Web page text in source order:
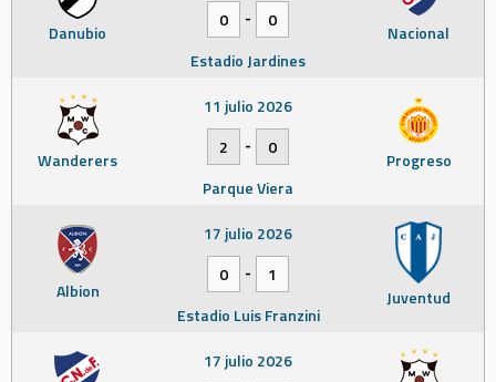
Danubio Nacional
0
-
0
Estadio Jardines
Wanderers Progreso
11 julio 2026
2
-
0
Parque Viera
Albion Juventud
17 julio 2026
0
-
1
Estadio Luis Franzini
17 julio 2026